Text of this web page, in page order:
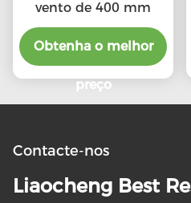
vento de 400 mm
Obtenha o melhor
preço
Contacte-nos
Liaocheng Best